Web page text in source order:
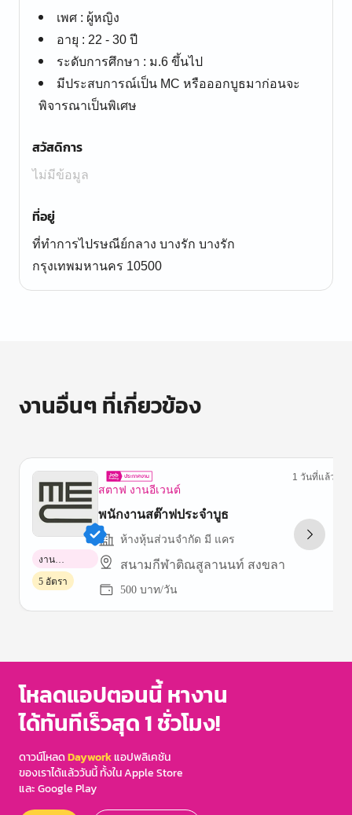
เพศ : ผู้หญิง
อายุ : 22 - 30 ปี
ระดับการศึกษา : ม.6 ขึ้นไป
มีประสบการณ์เป็น MC หรือออกบูธมาก่อนจะ
พิจารณาเป็นพิเศษ
สวัสดิการ
ไม่มีข้อมูล
ที่อยู่
ที่ทำการไปรษณีย์กลาง บางรัก บางรัก
กรุงเทพมหานคร 10500
งานอื่นๆ ที่เกี่ยวข้อง
สตาฟ งานอีเวนต์
1 วันที่แล้ว
พนักงานสต๊าฟประจำบูธ
ห้างหุ้นส่วนจำกัด มี แคร
สนามกีฬาติณสูลานนท์ สงขลา
500 บาท/วัน
งาน
พาร์ทไทม์
5 อัตรา
of
โหลดแอปตอนนี้ หางาน
ได้ทันทีเร็วสุด 1 ชั่วโมง!
ดาวน์โหลดDayworkแอปพลิเคชัน
ของเราได้แล้ววันนี้ ทั้งใน Apple Store
และ Google Play